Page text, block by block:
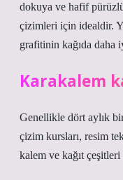
dokuya ve hafif
çizimleri için idealdir.
grafitinin kağıda daha
Karakalem
Genellikle dört aylık
çizim kursları, resim
kalem ve kağıt